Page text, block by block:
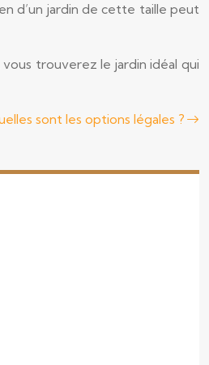
d’un jardin de cette taille peut
trouverez le jardin idéal qui
sont les options légales ?